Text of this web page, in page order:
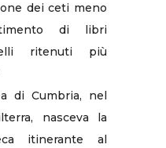
dei ceti meno
di libri
ritenuti più
di Cumbria, nel
nasceva la
itinerante al